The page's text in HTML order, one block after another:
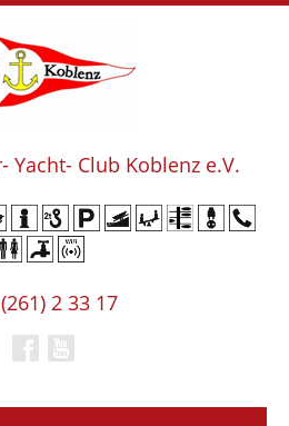
Yacht- Club Koblenz e.V.
2 33 17